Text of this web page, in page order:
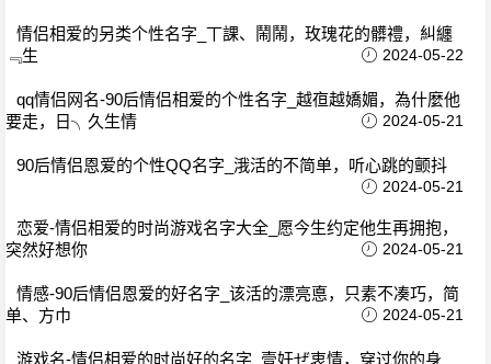
情侣相爱的另类个性名字_丅課、鬧鬧，玫瑰花的髒禮，糾纏
﹃生
2024-05-22
qq情侣网名-90后情侣相爱的个性名字_越亱越嬌媚，為什麼他
要走，日╮久生情
2024-05-21
90后情侣恩爱的个性QQ名字_涐活的不简单，听心跳的颤抖
2024-05-21
恋爱-情侣相爱的时尚游戏名字大全_愿今生约定他生再拥抱，
突然好想你
2024-05-21
情感-90后情侣恩爱的好名字_该活的漂亮悳，只素不凑巧，简
单、方巾
2024-05-21
游戏名-情侣相爱的时尚好的名字_壹奸ぜ衷情，穿过你的身